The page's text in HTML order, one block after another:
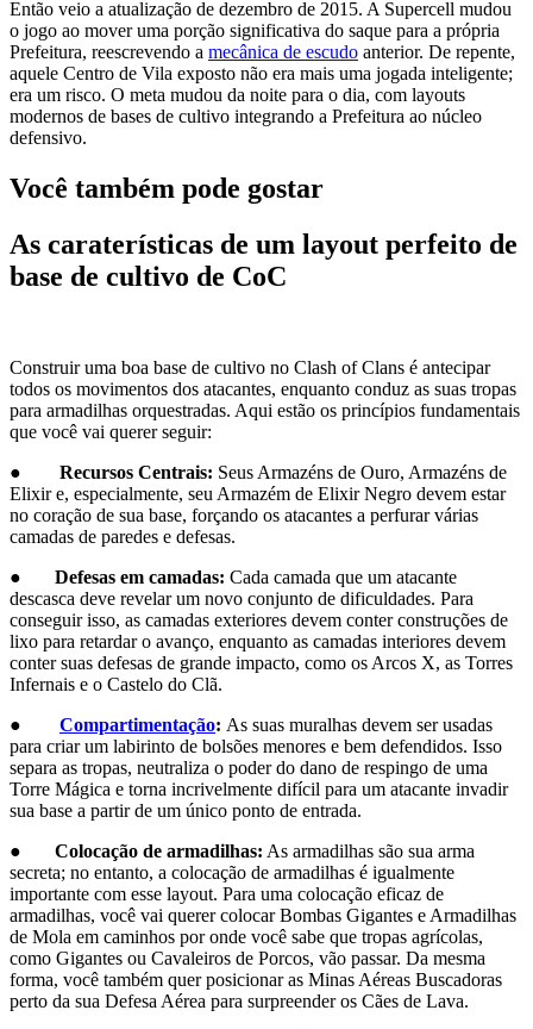
Então veio a atualização de dezembro de 2015. A Supercell mudou
o jogo ao mover uma porção significativa do saque para a própria
Prefeitura, reescrevendo a mecânica de escudo anterior. De repente,
aquele Centro de Vila exposto não era mais uma jogada inteligente;
era um risco. O meta mudou da noite para o dia, com layouts
modernos de bases de cultivo integrando a Prefeitura ao núcleo
defensivo.
Você também pode gostar
As caraterísticas de um layout perfeito de
base de cultivo de CoC
Construir uma boa base de cultivo no Clash of Clans é antecipar
todos os movimentos dos atacantes, enquanto conduz as suas tropas
para armadilhas orquestradas. Aqui estão os princípios fundamentais
que você vai querer seguir:
● Recursos Centrais: Seus Armazéns de Ouro, Armazéns de
Elixir e, especialmente, seu Armazém de Elixir Negro devem estar
no coração de sua base, forçando os atacantes a perfurar várias
camadas de paredes e defesas.
● Defesas em camadas: Cada camada que um atacante
descasca deve revelar um novo conjunto de dificuldades. Para
conseguir isso, as camadas exteriores devem conter construções de
lixo para retardar o avanço, enquanto as camadas interiores devem
conter suas defesas de grande impacto, como os Arcos X, as Torres
Infernais e o Castelo do Clã.
● Compartimentação: As suas muralhas devem ser usadas
para criar um labirinto de bolsões menores e bem defendidos. Isso
separa as tropas, neutraliza o poder do dano de respingo de uma
Torre Mágica e torna incrivelmente difícil para um atacante invadir
sua base a partir de um único ponto de entrada.
● Colocação de armadilhas: As armadilhas são sua arma
secreta; no entanto, a colocação de armadilhas é igualmente
importante com esse layout. Para uma colocação eficaz de
armadilhas, você vai querer colocar Bombas Gigantes e Armadilhas
de Mola em caminhos por onde você sabe que tropas agrícolas,
como Gigantes ou Cavaleiros de Porcos, vão passar. Da mesma
forma, você também quer posicionar as Minas Aéreas Buscadoras
perto da sua Defesa Aérea para surpreender os Cães de Lava.